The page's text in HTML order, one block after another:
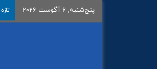
پنج‌شنبه, 6 آگوست 2026